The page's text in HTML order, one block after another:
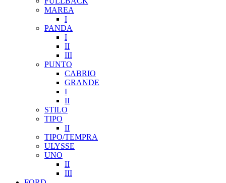
MAREA
I
PANDA
I
II
III
PUNTO
CABRIO
GRANDE
I
II
STILO
TIPO
II
TIPO/TEMPRA
ULYSSE
UNO
II
III